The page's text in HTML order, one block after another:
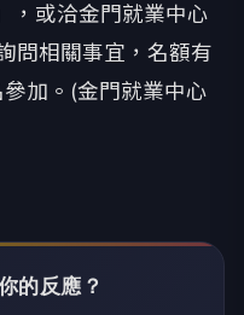
，或洽金門就業中心
問相關事宜，名額有
加。(金門就業中心
的反應？